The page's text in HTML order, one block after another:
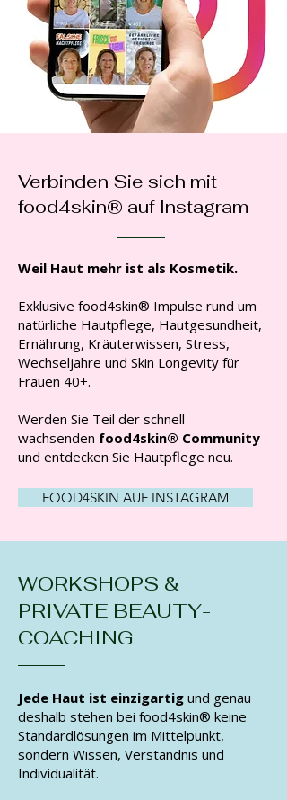
Verbinden Sie sich mit
food4skin® auf Instagram
Weil Haut mehr ist als Kosmetik.
Exklusive food4skin® Impulse rund um
natürliche Hautpflege, Hautgesundheit,
Ernährung, Kräuterwissen, Stress,
Wechseljahre und Skin Longevity für
Frauen 40+.
Werden Sie Teil der schnell
wachsenden food4skin® Community
und entdecken Sie Hautpflege neu.
FOOD4SKIN AUF INSTAGRAM
WORKSHOPS &
PRIVATE BEAUTY-
COACHING
Jede Haut ist einzigartig und genau
deshalb stehen bei food4skin® keine
Standardlösungen im Mittelpunkt,
sondern Wissen, Verständnis und
Individualität.